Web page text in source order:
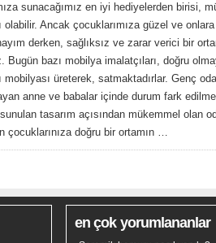
sunacağımız en iyi hediyelerden birisi,
olabilir. Ancak çocuklarımıza güzel ve
derken, sağlıksız ve zarar verici bir
Bugün bazı mobilya imalatçıları, doğru
mobilyası üreterek, satmaktadırlar. Genç
anne ve babalar içinde durum fark
tasarım açısından mükemmel olan
çocuklarınıza doğru bir ortamın …
en çok yorumlananlar